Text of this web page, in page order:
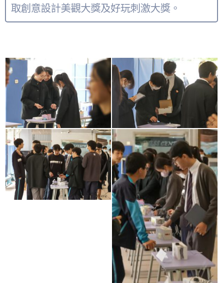
取創意設計美觀大獎及好玩刺激大獎。